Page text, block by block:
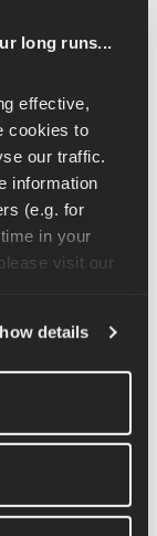
long runs...
effective,
cookies to
our traffic.
information
(e.g. for
in your
details
zijn gekoppeld in
.
in de Runna-
meestal
complete
op de